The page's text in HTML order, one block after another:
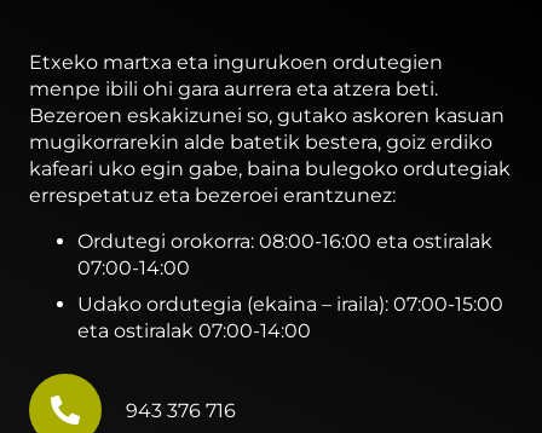
Etxeko martxa eta ingurukoen ordutegien
menpe ibili ohi gara aurrera eta atzera beti.
Bezeroen eskakizunei so, gutako askoren kasuan
mugikorrarekin alde batetik bestera, goiz erdiko
kafeari uko egin gabe, baina bulegoko ordutegiak
errespetatuz eta bezeroei erantzunez:
Ordutegi orokorra: 08:00-16:00 eta ostiralak
07:00-14:00
Udako ordutegia (ekaina – iraila): 07:00-15:00
eta ostiralak 07:00-14:00
943 376 716